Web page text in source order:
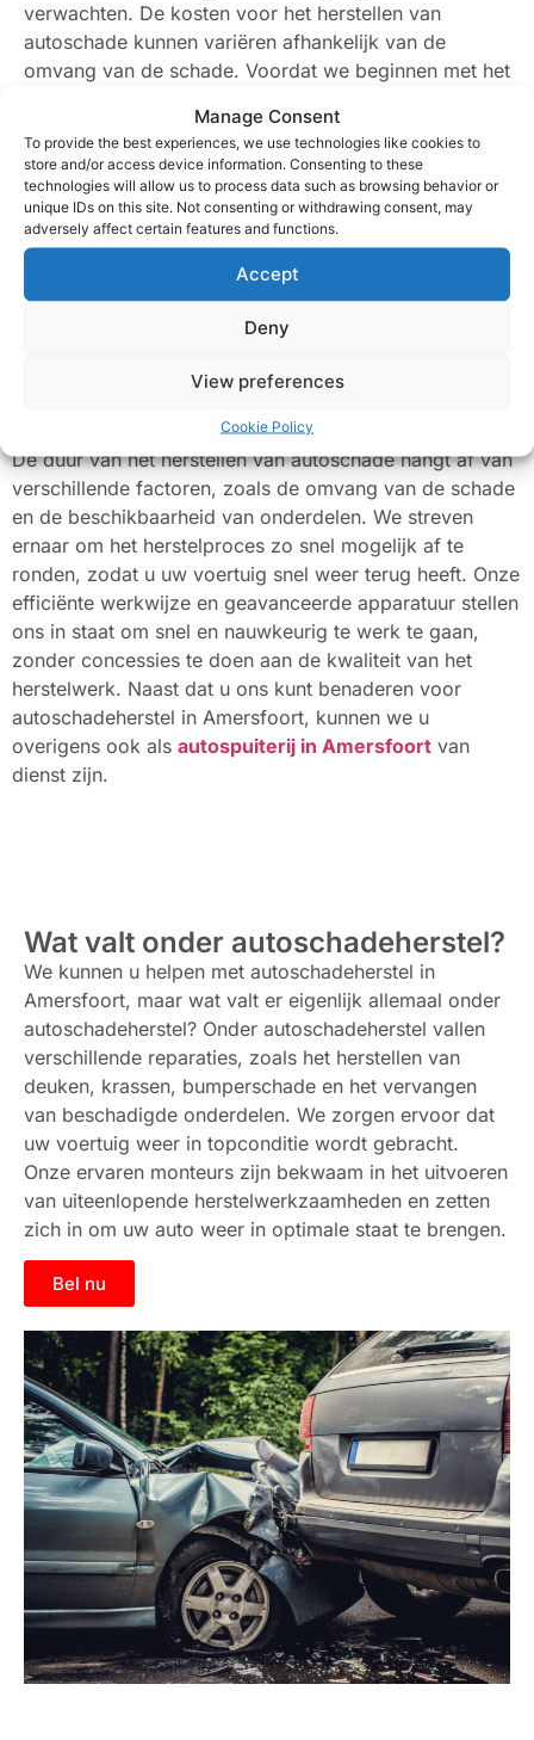
Manage Consent
To provide the best experiences, we use technologies like cookies to
store and/or access device information. Consenting to these
technologies will allow us to process data such as browsing behavior or
unique IDs on this site. Not consenting or withdrawing consent, may
adversely affect certain features and functions.
Accept
Deny
View preferences
Cookie Policy
verwachten. De kosten voor het herstellen van
autoschade kunnen variëren afhankelijk van de
omvang van de schade. Voordat we beginnen met het
precies weet waar u aan toe bent. Onze transparante
prijsstelling zorgt ervoor dat u niet voor verrassingen
komt te staan en dat u kunt rekenen op eerlijke en
redelijke tarieven voor hoogwaardig vakmanschap.
Hoelang duurt het herstellen van
schade aan uw auto?
De duur van het herstellen van autoschade hangt af van
verschillende factoren, zoals de omvang van de schade
en de beschikbaarheid van onderdelen. We streven
ernaar om het herstelproces zo snel mogelijk af te
ronden, zodat u uw voertuig snel weer terug heeft. Onze
efficiënte werkwijze en geavanceerde apparatuur stellen
ons in staat om snel en nauwkeurig te werk te gaan,
zonder concessies te doen aan de kwaliteit van het
herstelwerk. Naast dat u ons kunt benaderen voor
autoschadeherstel in Amersfoort, kunnen we u
overigens ook als autospuiterij in Amersfoort van
dienst zijn.
Wat valt onder autoschadeherstel?
We kunnen u helpen met autoschadeherstel in
Amersfoort, maar wat valt er eigenlijk allemaal onder
autoschadeherstel? Onder autoschadeherstel vallen
verschillende reparaties, zoals het herstellen van
deuken, krassen, bumperschade en het vervangen
van beschadigde onderdelen. We zorgen ervoor dat
uw voertuig weer in topconditie wordt gebracht.
Onze ervaren monteurs zijn bekwaam in het uitvoeren
van uiteenlopende herstelwerkzaamheden en zetten
zich in om uw auto weer in optimale staat te brengen.
Bel nu